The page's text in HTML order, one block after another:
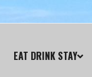
EAT DRINK STAY